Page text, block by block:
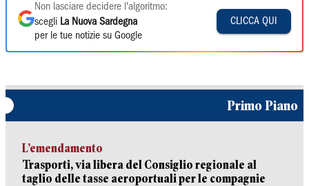
Non lasciare decidere l'algoritmo:
scegli La Nuova Sardegna
per le tue notizie su Google
CLICCA QUI
Primo Piano
L’emendamento
Trasporti, via libera del Consiglio regionale al
taglio delle tasse aeroportuali per le compagnie